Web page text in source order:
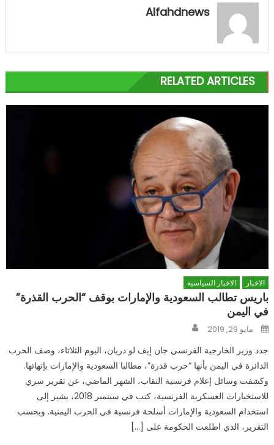
Alfahdnews
RELATED ARTICLES
الاخبار الاخبار السياسية
باريس تطالب السعودية والإمارات بوقف “الحرب القذرة”
في اليمن
Posted
onمايو 29, 2019
جدد وزير الخارجية الفرنسي جان إيف لو دريان، اليوم الثلاثاء، وصف الحرب
الدائرة في اليمن بأنها “حرب قذرة”، مطالبا السعودية والإمارات بإنهائها.
وكشفت وسائل إعلام فرنسية النقاب، الشهر الماضي، عن تقرير سري
للاستخبارات العسكرية الفرنسية، كتب في سبتمبر 2018، يشير إلى
استخدام السعودية والإمارات أسلحة فرنسية في الحرب اليمنية. وبحسب
التقرير، الذي اطلعت الحكومة على […]